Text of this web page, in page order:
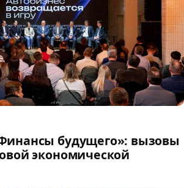
будущего»: вызовы
экономической